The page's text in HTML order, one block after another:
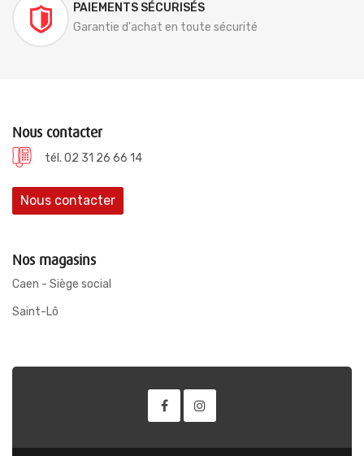
PAIEMENTS SÉCURISÉS
Garantie d'achat en toute sécurité
Nous contacter
tél. 02 31 26 66 14
Nous contacter
Nos magasins
Caen - Siège social
Saint-Lô